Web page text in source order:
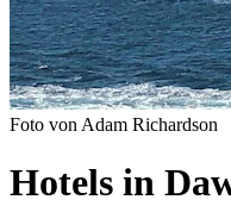
Foto von Adam Richardson
Hotels in